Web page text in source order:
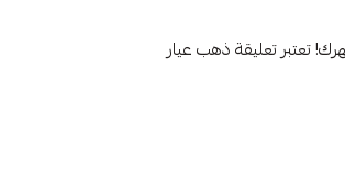
الفخامة لمظهرك! تعتبر تعليقة ذهب عيار